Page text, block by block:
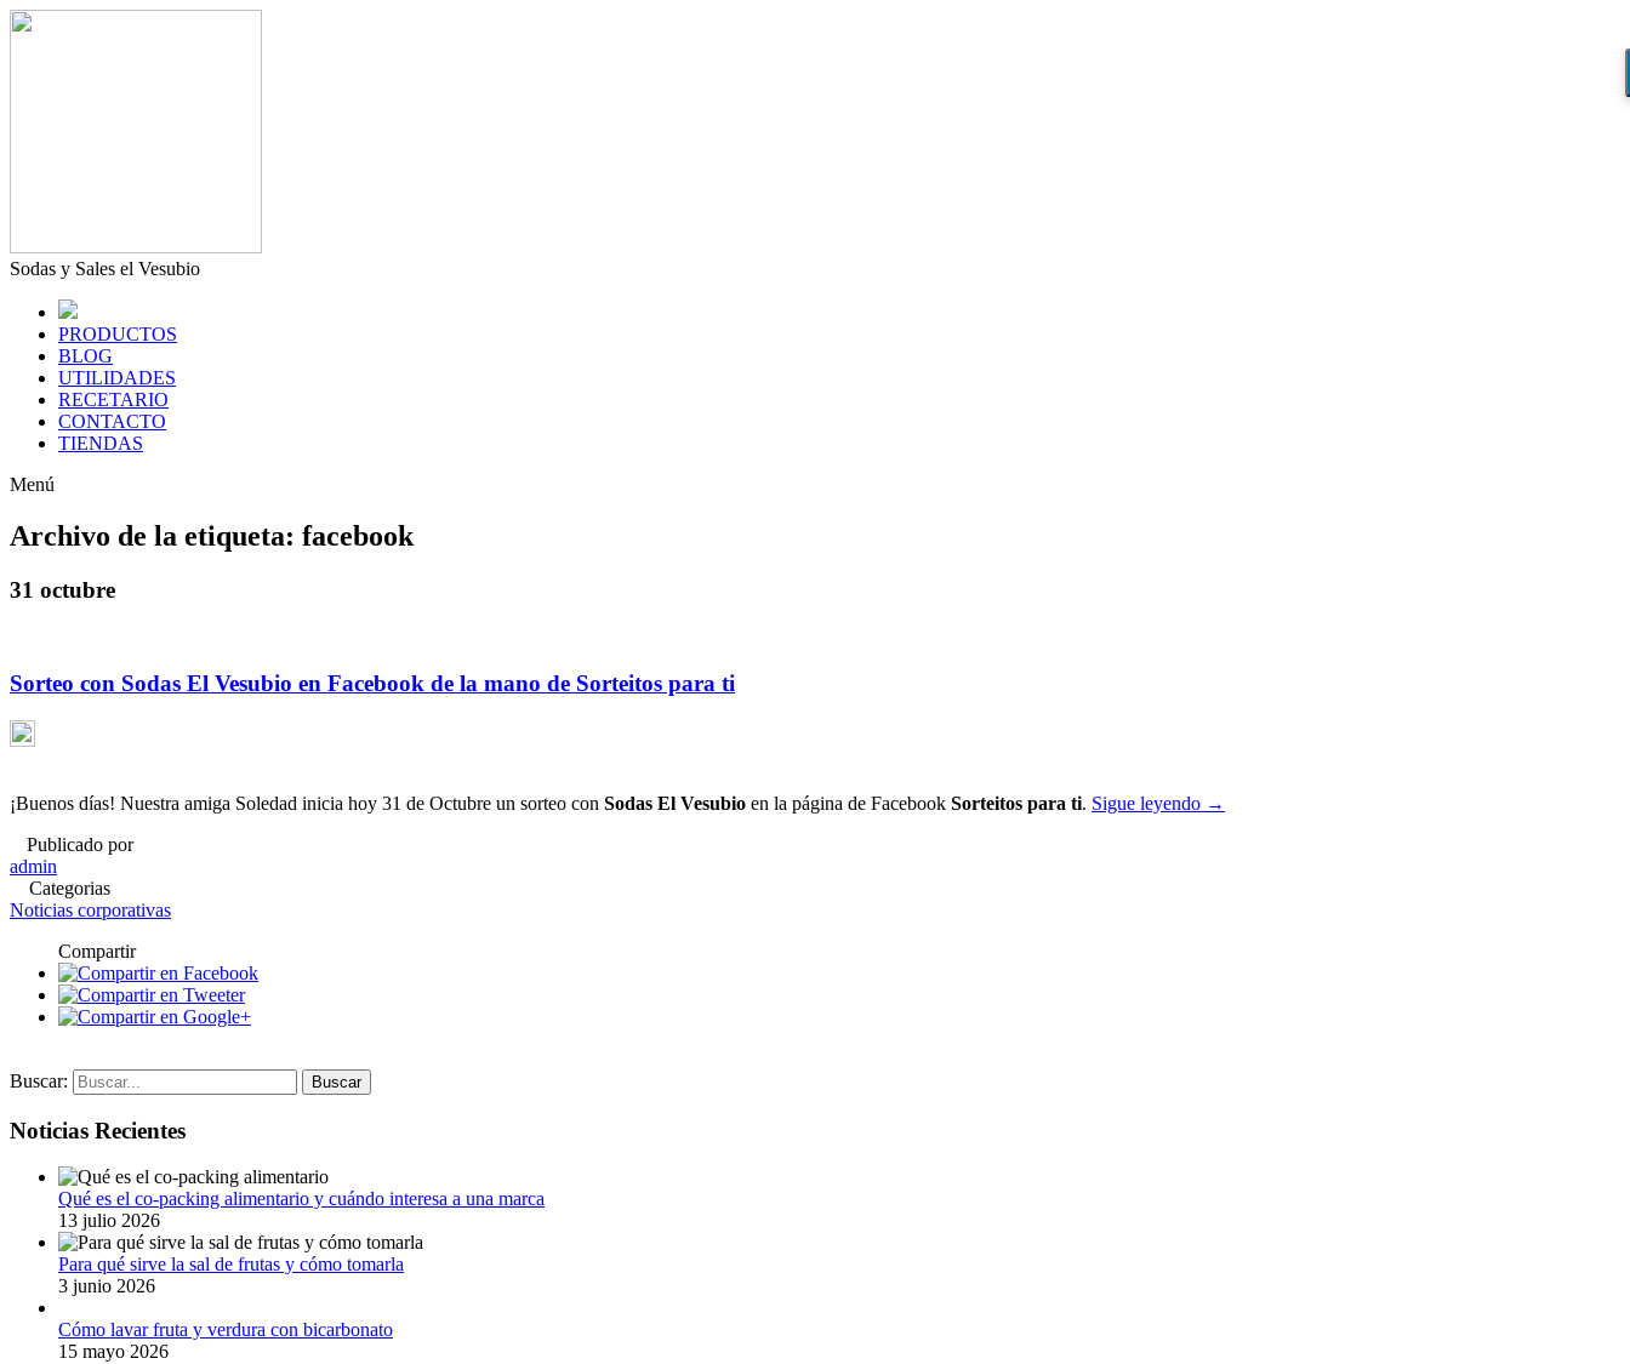
Sodas y Sales el Vesubio
PRODUCTOS
BLOG
UTILIDADES
RECETARIO
CONTACTO
TIENDAS
Menú
Archivo de la etiqueta: facebook
31 octubre
Sorteo con Sodas El Vesubio en Facebook de la mano de Sorteitos para ti
¡Buenos días! Nuestra amiga Soledad inicia hoy 31 de Octubre un sorteo con Sodas El Vesubio en la página de Facebook Sorteitos para ti. Sigue leyendo →
Publicado por
admin
Categorias
Noticias corporativas
Compartir
Buscar:
Noticias Recientes
Qué es el co-packing alimentario y cuándo interesa a una marca
13 julio 2026
Para qué sirve la sal de frutas y cómo tomarla
3 junio 2026
Cómo lavar fruta y verdura con bicarbonato
15 mayo 2026